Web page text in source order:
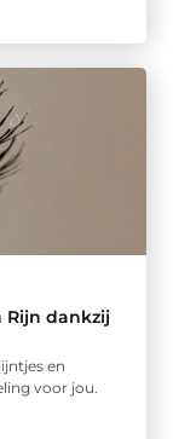
Rijn dankzij
en
voor jou.